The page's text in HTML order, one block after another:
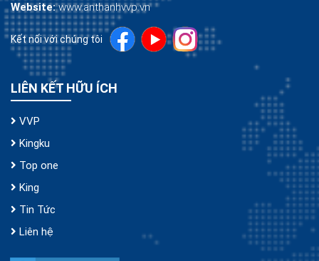
Website:www.anthanhvvp.vn
Kết nối với chúng tôi
LIÊN KẾT HỮU ÍCH
VVP
Kingku
Top one
King
Tin Tức
Liên hệ